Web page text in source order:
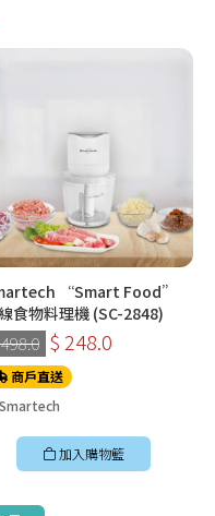
“Smart Food”
食物料理機 (SC-2848)
$ 248.0
商戶直送
Smartech
加入購物籃